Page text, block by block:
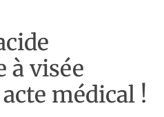
à visée
médical !